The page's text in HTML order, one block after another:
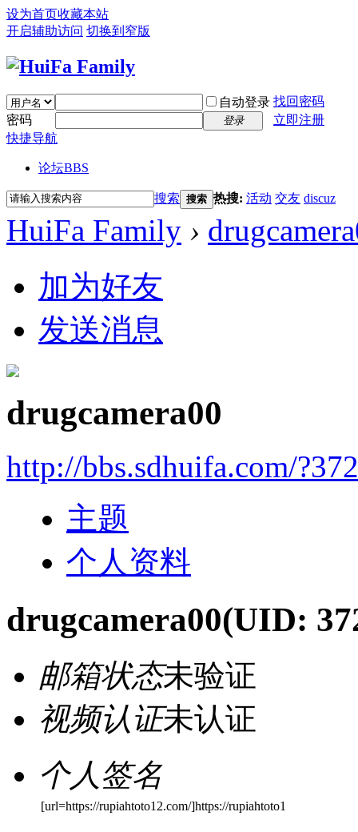
设为首页收藏本站
开启辅助访问 切换到窄版
自动登录 找回密码
密码
登录
立即注册
快捷导航
论坛BBS
搜索 搜索 热搜: 活动 交友 discuz
HuiFa Family ›
加为好友
发送消息
drugcamera00
http://bbs.sdhuifa.com/
主题
个人资料
drugcamera00(UID:
邮箱状态未验证
视频认证未认证
个人签名
[url=https://rupiahtoto12.com/]https://rupiahtoto1